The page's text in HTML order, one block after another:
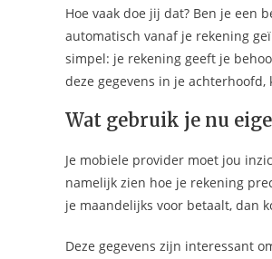
Hoe vaak doe jij dat? Ben je een
automatisch vanaf je rekening
simpel: je rekening geeft je
deze gegevens in je
Wat gebruik je nu
Je mobiele provider moet jou
namelijk zien hoe je rekening
je maandelijks voor betaalt, dan
Deze gegevens zijn interessant